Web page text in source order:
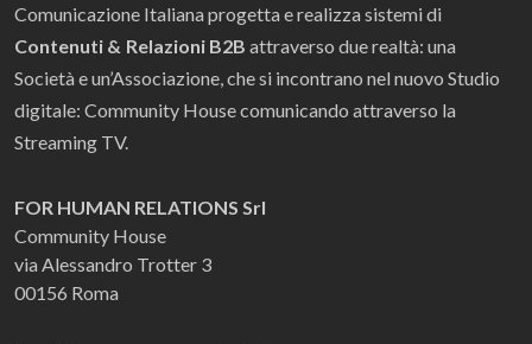
Comunicazione Italiana progetta e realizza sistemi di
Contenuti & Relazioni B2B attraverso due realtà: una
Società e un’Associazione, che si incontrano nel nuovo Studio
digitale: Community House comunicando attraverso la
Streaming TV.
FOR HUMAN RELATIONS Srl
Community House
via Alessandro Trotter 3
00156 Roma